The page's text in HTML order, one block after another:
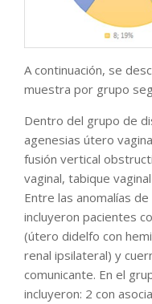
A continuación, se
muestra por grupo
Dentro del grupo de
agenesias útero
fusión vertical
vaginal, tabique
Entre las anomalías
incluyeron pacientes
(útero didelfo con
renal ipsilateral) y
comunicante. En el
incluyeron: 2 con